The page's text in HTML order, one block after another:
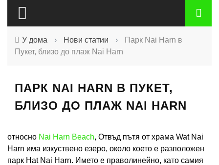
У дома › Нови статии ›
Парк Nai Harn в
Пукет, близо до плаж Nai Harn
ПАРК NAI HARN В ПУКЕТ,
БЛИЗО ДО ПЛАЖ NAI HARN
относно Nai Harn Beach, Отвъд пътя от храма Wat Nai
Harn има изкуствено езеро, около което е разположен
парк Hat Nai Harn. Името е праволинейно, като самия